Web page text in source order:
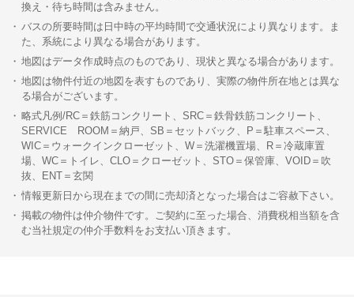
換え・待ち時間は含みません。
バスの所要時間は日中時の平均時間で交通状況により異なります。ま
た、系統により異なる場合があります。
地図はデータ作成時点のものであり、現状と異なる場合があります。
地図は物件付近の地図を表すものであり、実際の物件所在地とは異な
る場合がございます。
略式凡例/RC＝鉄筋コンクリート、SRC＝鉄骨鉄筋コンクリート、
SERVICE ROOM＝納戸、SB＝セットバック、P＝駐車スペース、
WIC＝ウォークインクローゼット、W＝洗濯機置場、R＝冷蔵庫置
場、WC＝トイレ、CLO＝クローゼット、STO＝保管庫、VOID＝吹
抜、ENT＝玄関
情報更新日から現在までの間に売却済となった場合はご容赦下さい。
掲載の物件は仲介物件です。ご契約に至った場合、消費税相当額を含
む当社規定の仲介手数料をお支払い頂きます。